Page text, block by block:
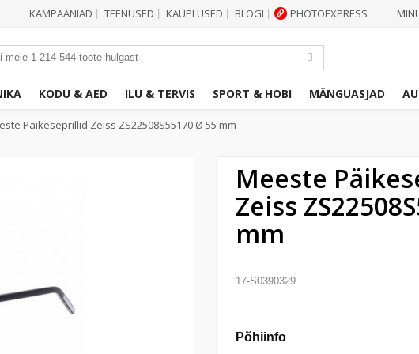
KAMPAANIAD TEENUSED KAUPLUSED BLOGI PHOTOEXPRESS
KODU & AED ILU & TERVIS SPORT & HOBI MÄNGUASJAD
Päikeseprillid Zeiss ZS22508S55170 Ø 55 mm
Meeste
Zeiss
mm
17-S0390329
Põhiinfo